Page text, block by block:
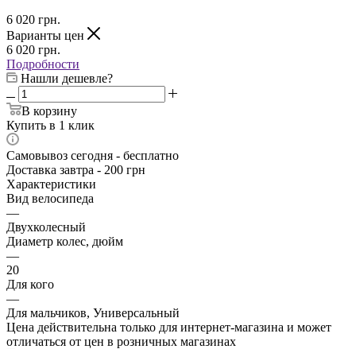
6 020 грн.
Варианты цен
6 020 грн.
Подробности
Нашли дешевле?
В корзину
Купить в 1 клик
Самовывоз сегодня - бесплатно
Доставка завтра - 200 грн
Характеристики
Вид велосипеда
—
Двухколесный
Диаметр колес, дюйм
—
20
Для кого
—
Для мальчиков, Универсальный
Цена действительна только для интернет-магазина и может
отличаться от цен в розничных магазинах